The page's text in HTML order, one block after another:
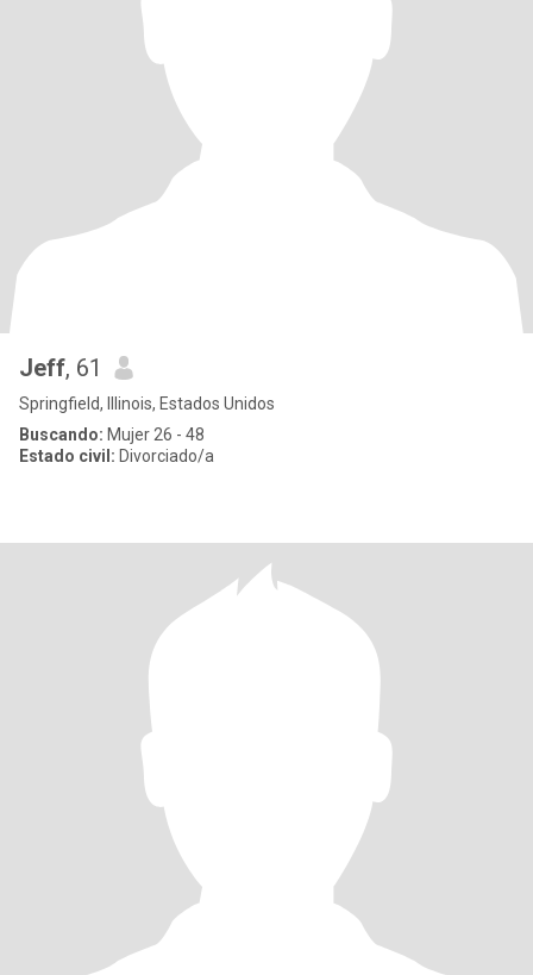
Jeff, 61
Springfield, Illinois, Estados Unidos
Buscando: Mujer 26 - 48
Estado civil: Divorciado/a